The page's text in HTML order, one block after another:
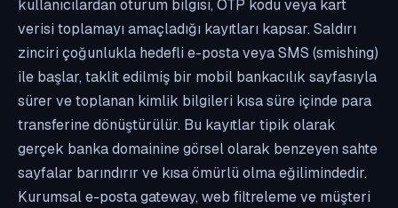
kullanıcılardan oturum bilgisi, OTP kodu veya kart
verisi toplamayı amaçladığı kayıtları kapsar. Saldırı
zinciri çoğunlukla hedefli e-posta veya SMS (smishing)
ile başlar, taklit edilmiş bir mobil bankacılık sayfasıyla
sürer ve toplanan kimlik bilgileri kısa süre içinde para
transferine dönüştürülür. Bu kayıtlar tipik olarak
gerçek banka domainine görsel olarak benzeyen sahte
sayfalar barındırır ve kısa ömürlü olma eğilimindedir.
Kurumsal e-posta gateway, web filtreleme ve müşteri